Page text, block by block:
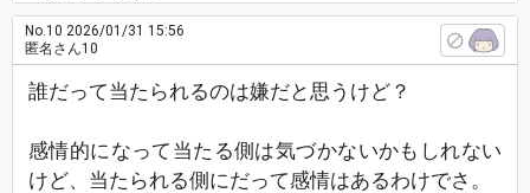
No.10 2026/01/31 15:56
匿名さん10
誰だって当たられるのは嫌だと思うけど？
感情的になって当たる側は気づかないかもしれない
けど、当たられる側にだって感情はあるわけでさ。